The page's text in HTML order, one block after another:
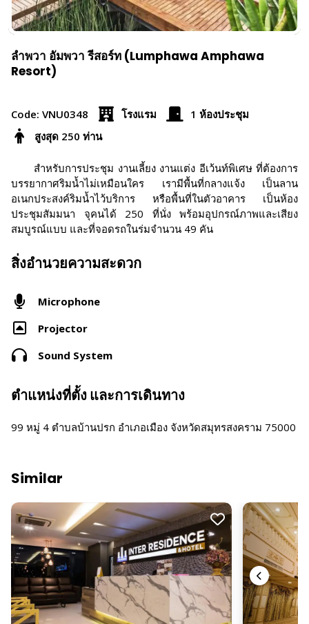
ลำพวา อัมพวา รีสอร์ท (Lumphawa Amphawa
Resort)
Code: VNU0348 โรงแรม
1 ห้องประชุม
สูงสุด 250 ท่าน
สำหรับการประชุม งานเลี้ยง งานแต่ง อีเว้นท์พิเศษ ที่ต้องการ
บรรยากาศริมน้ำไม่เหมือนใคร เรามีพื้นที่กลางแจ้ง เป็นลาน
อเนกประสงค์ริมน้ำไว้บริการ หรือพื้นที่ในตัวอาคาร เป็นห้อง
ประชุมสัมมนา จุคนได้ 250 ที่นั่ง พร้อมอุปกรณ์ภาพและเสียง
สมบูรณ์แบบ และที่จอดรถในร่มจำนวน 49 คัน
สิ่งอำนวยความสะดวก
Microphone
Projector
Sound System
ตำแหน่งที่ตั้ง และการเดินทาง
99 หมู่ 4 ตำบลบ้านปรก อำเภอเมือง จังหวัดสมุทรสงคราม 75000
Similar